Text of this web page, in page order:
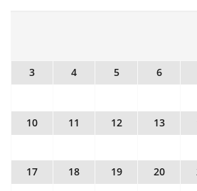
3 4 5 6
10 11 12 13
17 18 19 20